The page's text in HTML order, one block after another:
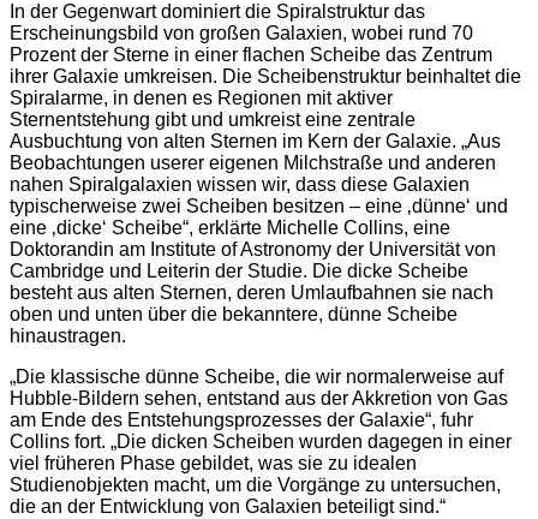
In der Gegenwart dominiert die Spiralstruktur das
Erscheinungsbild von großen Galaxien, wobei rund 70
Prozent der Sterne in einer flachen Scheibe das Zentrum
ihrer Galaxie umkreisen. Die Scheibenstruktur beinhaltet die
Spiralarme, in denen es Regionen mit aktiver
Sternentstehung gibt und umkreist eine zentrale
Ausbuchtung von alten Sternen im Kern der Galaxie. „Aus
Beobachtungen userer eigenen Milchstraße und anderen
nahen Spiralgalaxien wissen wir, dass diese Galaxien
typischerweise zwei Scheiben besitzen – eine ‚dünne‘ und
eine ‚dicke‘ Scheibe“, erklärte Michelle Collins, eine
Doktorandin am Institute of Astronomy der Universität von
Cambridge und Leiterin der Studie. Die dicke Scheibe
besteht aus alten Sternen, deren Umlaufbahnen sie nach
oben und unten über die bekanntere, dünne Scheibe
hinaustragen.
„Die klassische dünne Scheibe, die wir normalerweise auf
Hubble-Bildern sehen, entstand aus der Akkretion von Gas
am Ende des Entstehungsprozesses der Galaxie“, fuhr
Collins fort. „Die dicken Scheiben wurden dagegen in einer
viel früheren Phase gebildet, was sie zu idealen
Studienobjekten macht, um die Vorgänge zu untersuchen,
die an der Entwicklung von Galaxien beteiligt sind.“